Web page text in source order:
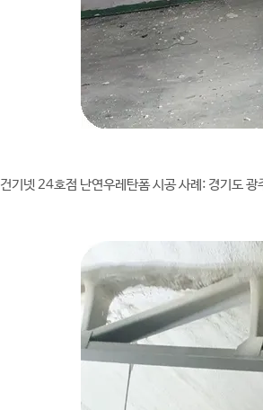
건기넷 24호점 난연우레탄폼 시공 사례: 경기도 광